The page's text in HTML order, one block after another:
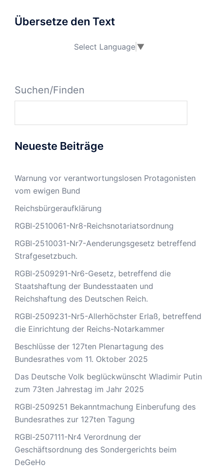
Übersetze den Text
Select Language ▼
Suchen/Finden
Neueste Beiträge
Warnung vor verantwortungslosen Protagonisten
vom ewigen Bund
Reichsbürgeraufklärung
RGBl-2510061-Nr8-Reichsnotariatsordnung
RGBl-2510031-Nr7-Aenderungsgesetz betreffend
Strafgesetzbuch.
RGBl-2509291-Nr6-Gesetz, betreffend die
Staatshaftung der Bundesstaaten und
Reichshaftung des Deutschen Reich.
RGBl-2509231-Nr5-Allerhöchster Erlaß, betreffend
die Einrichtung der Reichs-Notarkammer
Beschlüsse der 127ten Plenartagung des
Bundesrathes vom 11. Oktober 2025
Das Deutsche Volk beglückwünscht Wladimir Putin
zum 73ten Jahrestag im Jahr 2025
RGBl-2509251 Bekanntmachung Einberufung des
Bundesrathes zur 127ten Tagung
RGBl-2507111-Nr4 Verordnung der
Geschäftsordnung des Sondergerichts beim
DeGeHo